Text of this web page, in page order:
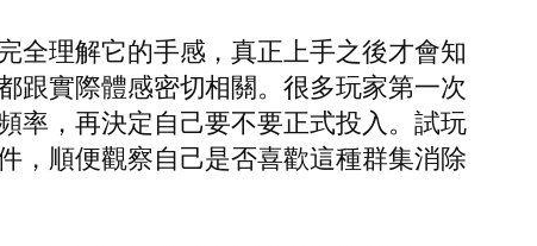
全理解它的手感，真正上手之後才會知
跟實際體感密切相關。很多玩家第一次
率，再決定自己要不要正式投入。試玩
，順便觀察自己是否喜歡這種群集消除